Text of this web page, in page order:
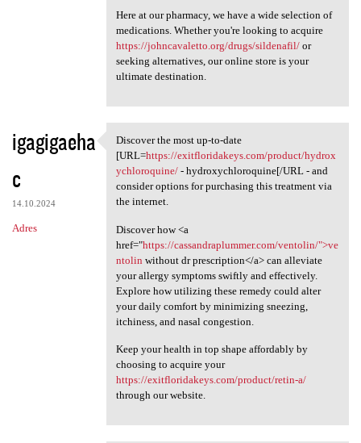
Here at our pharmacy, we have a wide selection of
medications. Whether you're looking to acquire
https://johncavaletto.org/drugs/sildenafil/or
seeking alternatives, our online store is your
ultimate destination.
igagigaeha
c
14.10.2024
Adres
Discover the most up-to-date
Discover the most up-to-date
[URL=https://exitfloridakeys.com/product/hydrox
ychloroquine/- hydroxychloroquine[/URL - and
consider options for purchasing this treatment via
the internet.
Discover how <a
href="https://cassandraplummer.com/ventolin/">ve
ntolin without dr prescription</a> can alleviate
your allergy symptoms swiftly and effectively.
Explore how utilizing these remedy could alter
your daily comfort by minimizing sneezing,
itchiness, and nasal congestion.
Keep your health in top shape affordably by
choosing to acquire your
https://exitfloridakeys.com/product/retin-a/
through our website.